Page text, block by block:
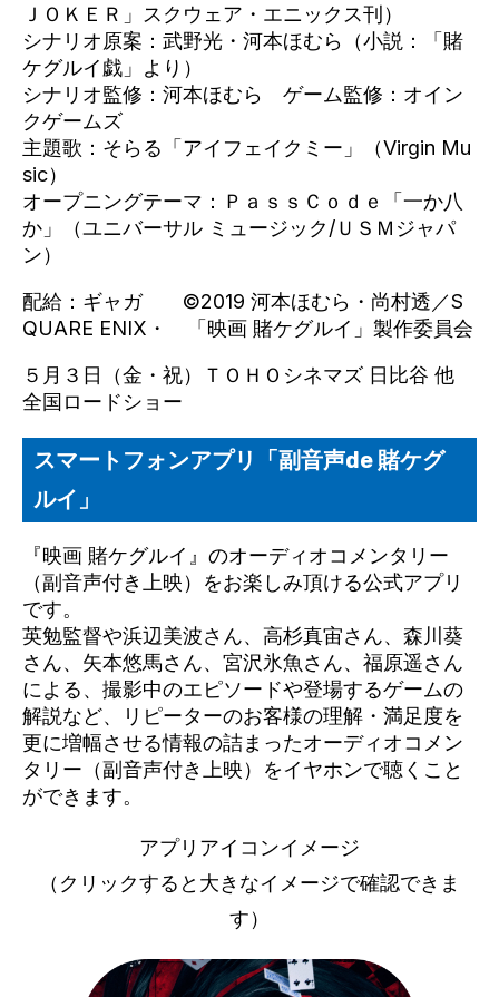
ＪＯＫＥＲ」スクウェア・エニックス刊）
シナリオ原案：武野光・河本ほむら（小説：「賭
ケグルイ戯」より）
シナリオ監修：河本ほむら ゲーム監修：オイン
クゲームズ
主題歌：そらる「アイフェイクミー」（Virgin Mu
sic）
オープニングテーマ：ＰａｓｓＣｏｄｅ「一か八
か」（ユニバーサル ミュージック/ＵＳＭジャパ
ン）
配給：ギャガ ©2019 河本ほむら・尚村透／S
QUARE ENIX・ 「映画 賭ケグルイ」製作委員会
５月３日（金・祝）ＴＯＨＯシネマズ 日比谷 他
全国ロードショー
スマートフォンアプリ「副音声de 賭ケグ
ルイ」
『映画 賭ケグルイ』のオーディオコメンタリー
（副音声付き上映）をお楽しみ頂ける公式アプリ
です。
英勉監督や浜辺美波さん、高杉真宙さん、森川葵
さん、矢本悠馬さん、宮沢氷魚さん、福原遥さん
による、撮影中のエピソードや登場するゲームの
解説など、リピーターのお客様の理解・満足度を
更に増幅させる情報の詰まったオーディオコメン
タリー（副音声付き上映）をイヤホンで聴くこと
ができます。
アプリアイコンイメージ
（クリックすると大きなイメージで確認できま
す）